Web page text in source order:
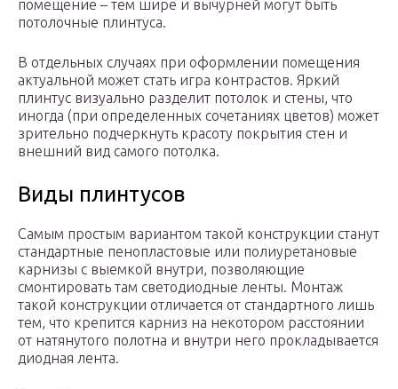
помещение – тем шире и вычурней могут быть
потолочные плинтуса.
В отдельных случаях при оформлении помещения
актуальной может стать игра контрастов. Яркий
плинтус визуально разделит потолок и стены, что
иногда (при определенных сочетаниях цветов) может
зрительно подчеркнуть красоту покрытия стен и
внешний вид самого потолка.
Виды плинтусов
Самым простым вариантом такой конструкции станут
стандартные пенопластовые или полиуретановые
карнизы с выемкой внутри, позволяющие
смонтировать там светодиодные ленты. Монтаж
такой конструкции отличается от стандартного лишь
тем, что крепится карниз на некотором расстоянии
от натянутого полотна и внутри него прокладывается
диодная лента.